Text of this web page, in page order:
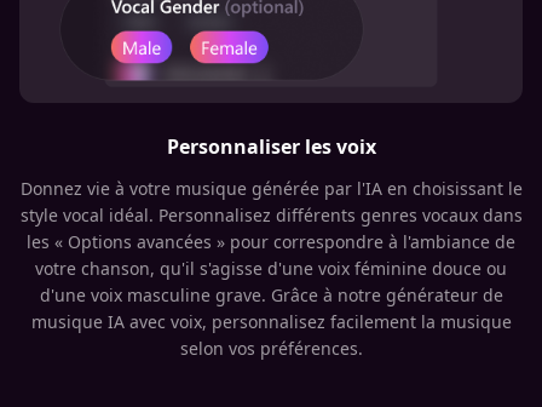
Personnaliser les voix
Donnez vie à votre musique générée par l'IA en choisissant le
style vocal idéal. Personnalisez différents genres vocaux dans
les « Options avancées » pour correspondre à l'ambiance de
votre chanson, qu'il s'agisse d'une voix féminine douce ou
d'une voix masculine grave. Grâce à notre générateur de
musique IA avec voix, personnalisez facilement la musique
selon vos préférences.